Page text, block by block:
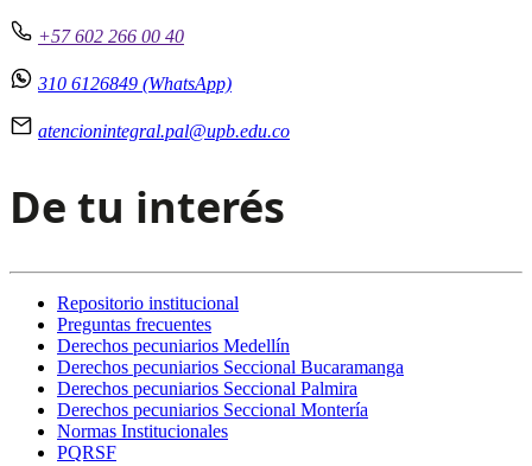
+57 602 266 00 40
310 6126849 (WhatsApp)
atencionintegral.pal@upb.edu.co
De tu interés
Repositorio institucional
Preguntas frecuentes
Derechos pecuniarios Medellín
Derechos pecuniarios Seccional Bucaramanga
Derechos pecuniarios Seccional Palmira
Derechos pecuniarios Seccional Montería
Normas Institucionales
PQRSF